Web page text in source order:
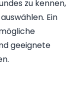
zu kennen,
Ein
geeignete